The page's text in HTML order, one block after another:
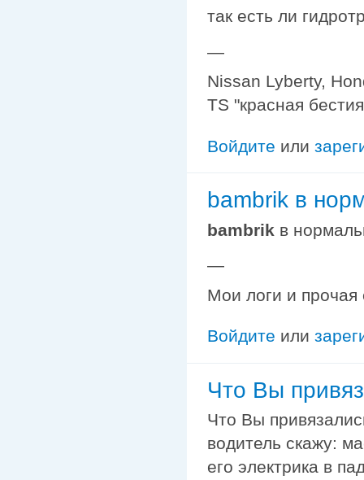
так есть ли
—
Nissan Lyberty,
TS "красная
Войдите или
bambrik в
bambrik в
—
Мои логи и
Войдите или
Что Вы
Что Вы
водитель скажу:
его электрика в